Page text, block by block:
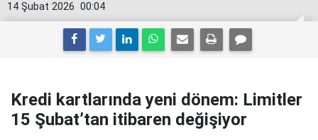
00:04
14 Şubat 2026
Kredi kartlarında yeni dönem: Limitler
15 Şubat’tan itibaren değişiyor